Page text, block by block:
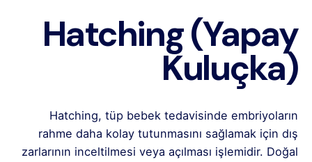
Hatching (Yapay
Kuluçka)
Hatching, tüp bebek tedavisinde embriyoların
rahme daha kolay tutunmasını sağlamak için dış
zarlarının inceltilmesi veya açılması işlemidir. Doğal